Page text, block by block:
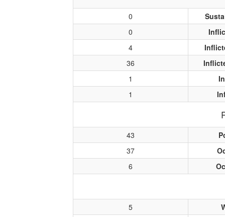
0
0
4
36
1
1
43
37
6
5